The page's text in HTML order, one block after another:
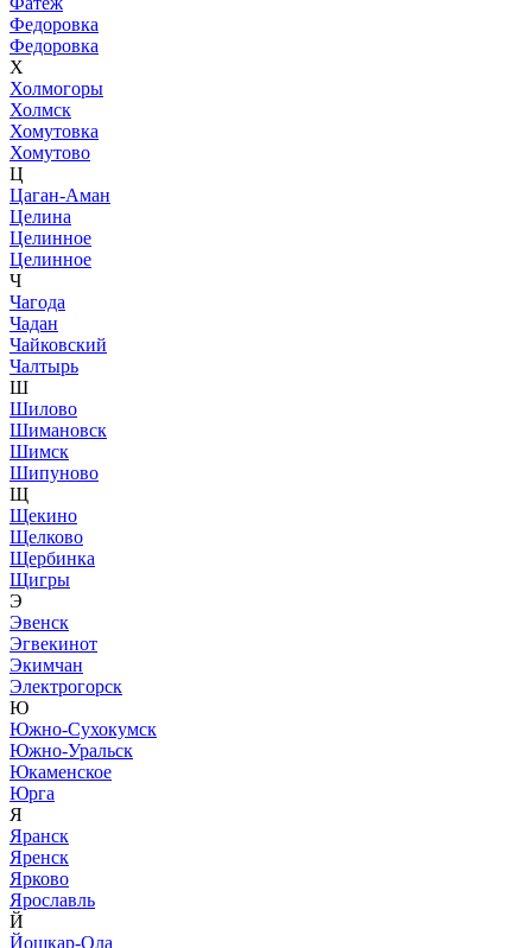
Федоровка
Федоровка
Х
Холмогоры
Холмск
Хомутовка
Хомутово
Ц
Цаган-Аман
Целина
Целинное
Целинное
Ч
Чагода
Чадан
Чайковский
Чалтырь
Ш
Шилово
Шимановск
Шимск
Шипуново
Щ
Щекино
Щелково
Щербинка
Щигры
Э
Эвенск
Эгвекинот
Экимчан
Электрогорск
Ю
Южно-Сухокумск
Южно-Уральск
Юкаменское
Юрга
Я
Яранск
Яренск
Ярково
Ярославль
Й
Йошкар-Ола